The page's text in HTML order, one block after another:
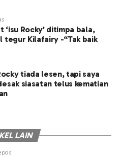
Rocky’ ditimpa bala,
Kilafairy -“Tak baik
tiada lesen, tapi saya
siasatan telus kematian
LAIN